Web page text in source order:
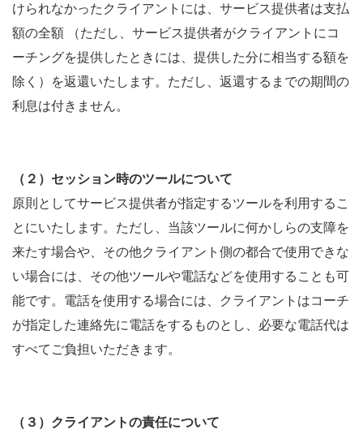
けられなかったクライアントには、サービス提供者は支払
額の全額 （ただし、サービス提供者がクライアントにコ
ーチングを提供したときには、提供した分に相当する額を
除く）を返還いたします。ただし、返還するまでの期間の
利息は付きません。
（２）セッション時のツールについて
原則としてサービス提供者が指定するツールを利用するこ
とにいたします。ただし、当該ツールに何かしらの支障を
来たす場合や、その他クライアント側の都合で使用できな
い場合には、その他ツールや電話などを使用することも可
能です。電話を使用する場合には、クライアントはコーチ
が指定した連絡先に電話をするものとし、必要な電話代は
すべてご負担いただきます。
（３）クライアントの責任について